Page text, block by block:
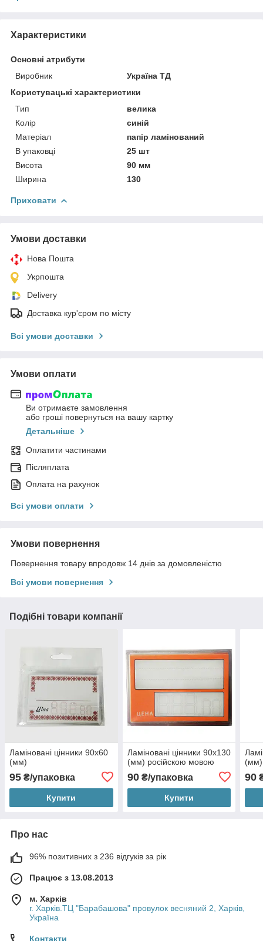
Характеристики
Основні атрибути
Виробник
Україна ТД
Користувацькі характеристики
Тип
велика
Колір
синій
Матеріал
папір ламінований
В упаковці
25 шт
Висота
90 мм
Ширина
130
Приховати
Умови доставки
Нова Пошта
Укрпошта
Delivery
Доставка кур'єром по місту
Всі умови доставки
Умови оплати
Ви отримаєте замовлення
або гроші повернуться на вашу картку
Детальніше
Оплатити частинами
Післяплата
Оплата на рахунок
Всі умови оплати
Умови повернення
Повернення товару впродовж 14 днів за домовленістю
Всі умови повернення
Подібні товари компанії
Ламіновані цінники 90х60
(мм)
95 ₴/упаковка
Купити
Ламіновані цінники 90х130
(мм) російскою мовою
90₴/упаковка
Купити
(мм)
90
Про нас
96% позитивних з 236 відгуків за рік
Працює з 13.08.2013
м. Харків
г. Харків.ТЦ "Барабашова" провулок весняний 2, Харків,
Україна
Контакти